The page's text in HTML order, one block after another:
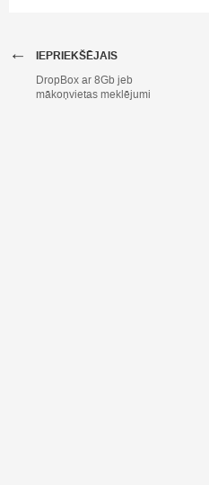
IEPRIEKŠĒJAIS
←
DropBox ar 8Gb jeb
mākoņvietas meklējumi